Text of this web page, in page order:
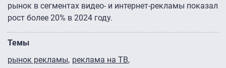
рынок в сегментах видео- и интернет-рекламы показал
рост более 20% в 2024 году.
Темы
рынок рекламы реклама на ТВ